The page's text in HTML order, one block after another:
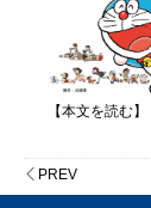
【本
PREV